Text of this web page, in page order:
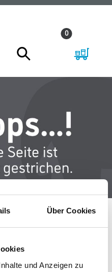
Über Cookies
und Anzeigen zu
0